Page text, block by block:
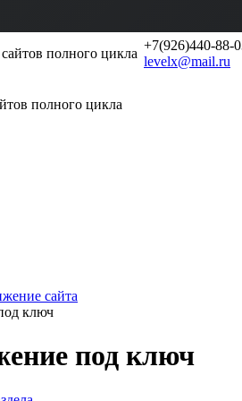
полного цикла
+7(926)440-88-
levelx@mail.ru
полного цикла
сайта
ключ
под ключ